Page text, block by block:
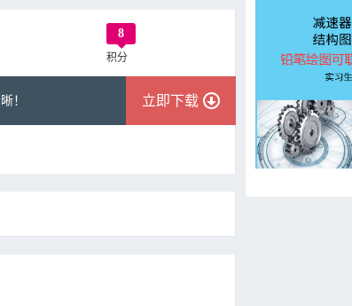
8
积分
！ 立即下载